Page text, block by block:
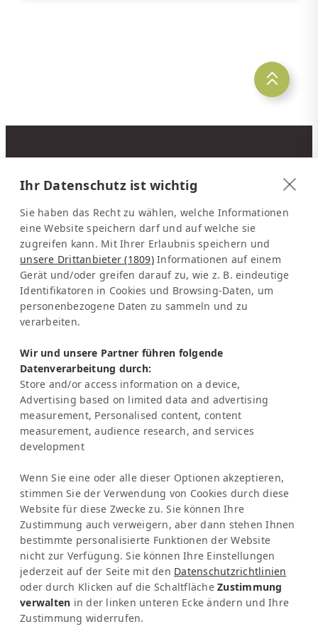
Latinconnect
c/o DMC Systems SA
Sabana Sur, Calle 66
Edificio ARA Tours
10108 San José
Costa Rica
Vertretung Europa:
Frau Katrin Schmitz
Tel: +49-221-7597715
SERVICE
Frequently Asked Question (FAQ)
Latinconnect Academy
Support
RECHTLICHES
Impressum
Datenschutzbestimmungen
KI & Transparenz
NEWSLETTER
Bleib informiert über News & Events
GET SOCIAL
Ihr Datenschutz ist wichtig
Sie haben das Recht zu wählen, welche Informationen
eine Website speichern darf und auf welche sie
zugreifen kann. Mit Ihrer Erlaubnis speichern und
unsere Drittanbieter (1809)Informationen auf einem
Gerät und/oder greifen darauf zu, wie z. B. eindeutige
Identifikatoren in Cookies und Browsing-Daten, um
personenbezogene Daten zu sammeln und zu
verarbeiten.
Wir und unsere Partner führen folgende
Datenverarbeitung durch:
Store and/or access information on a device,
Advertising based on limited data and advertising
measurement, Personalised content, content
measurement, audience research, and services
development
Wenn Sie eine oder alle dieser Optionen akzeptieren,
stimmen Sie der Verwendung von Cookies durch diese
Website für diese Zwecke zu. Sie können Ihre
Zustimmung auch verweigern, aber dann stehen Ihnen
bestimmte personalisierte Funktionen der Website
nicht zur Verfügung. Sie können Ihre Einstellungen
jederzeit auf der Seite mit den Datenschutzrichtlinien
oder durch Klicken auf die Schaltfläche Zustimmung
verwalten in der linken unteren Ecke ändern und Ihre
Zustimmung widerrufen.